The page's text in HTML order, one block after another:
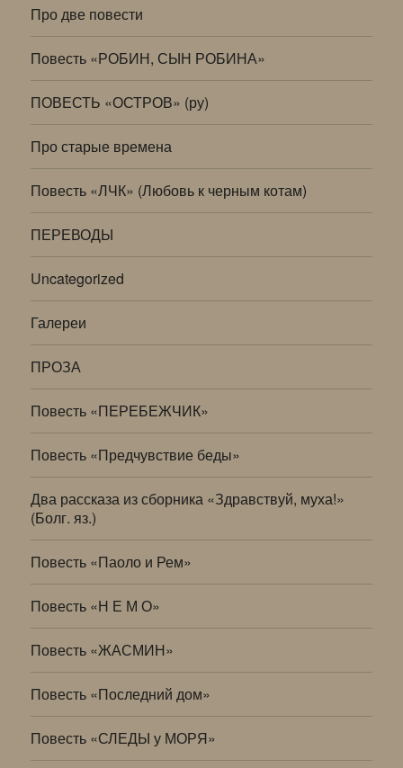
Про две повести
Повесть «РОБИН, СЫН РОБИНА»
ПОВЕСТЬ «ОСТРОВ» (ру)
Про старые времена
Повесть «ЛЧК» (Любовь к черным котам)
ПЕРЕВОДЫ
Uncategorized
Галереи
ПРОЗА
Повесть «ПЕРЕБЕЖЧИК»
Повесть «Предчувствие беды»
Два рассказа из сборника «Здравствуй, муха!»
(Болг. яз.)
Повесть «Паоло и Рем»
Повесть «Н Е М О»
Повесть «ЖАСМИН»
Повесть «Последний дом»
Повесть «СЛЕДЫ у МОРЯ»